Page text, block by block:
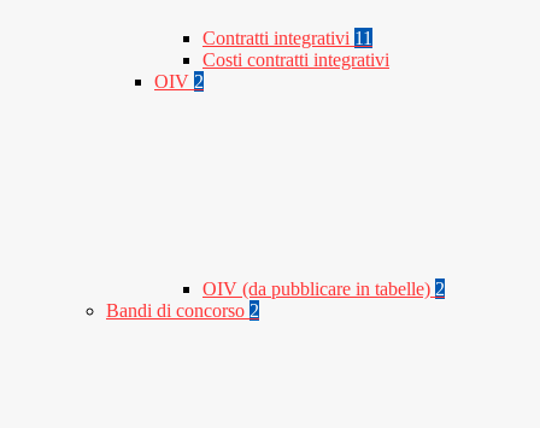
Contratti integrativi 11
Costi contratti integrativi
OIV 2
OIV (da pubblicare in tabelle) 2
Bandi di concorso 2